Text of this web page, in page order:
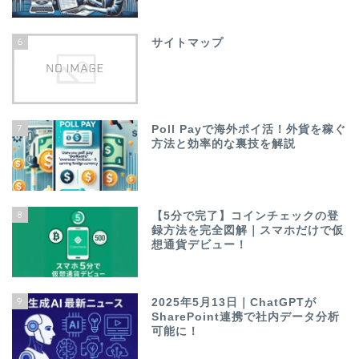
6 サイトマップ
7
Poll Payで海外ポイ活！外貨を稼ぐ
方法と効率的な裏技を解説
8
【5分で完了】コインチェックの登
録方法を完全図解｜スマホだけで仮
想通貨デビュー！
9
2025年5月13日｜ChatGPTが
SharePoint連携で社内データ分析
可能に！